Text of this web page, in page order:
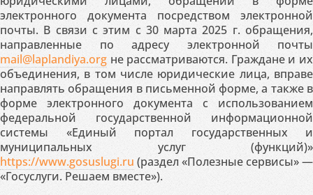
электронного документа посредством электронной
почты. В связи с этим с 30 марта 2025 г. обращения,
направленные по адресу электронной почты
mail@laplandiya.org не рассматриваются. Граждане и их
объединения, в том числе юридические лица, вправе
направлять обращения в письменной форме, а также в
форме электронного документа с использованием
федеральной государственной информационной
системы «Единый портал государственных и
муниципальных услуг (функций)»
https://www.gosuslugi.ru (раздел «Полезные сервисы» —
«Госуслуги. Решаем вместе»).